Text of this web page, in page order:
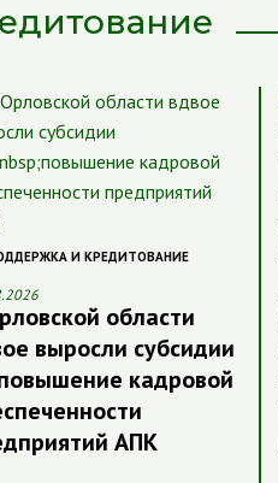
И КРЕДИТОВАНИЕ
области
выросли субсидии
кадровой
АПК